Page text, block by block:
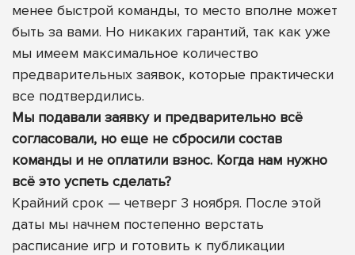
менее быстрой команды, то место вполне может
быть за вами. Но никаких гарантий, так как уже
мы имеем максимальное количество
предварительных заявок, которые практически
все подтвердились.
Мы подавали заявку и предварительно всё
согласовали, но еще не сбросили состав
команды и не оплатили взнос. Когда нам нужно
всё это успеть сделать?
Крайний срок — четверг 3 ноября. После этой
даты мы начнем постепенно верстать
расписание игр и готовить к публикации